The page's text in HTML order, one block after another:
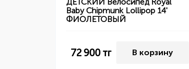
Baby Chipmunk Lollipop 14'
ФИОЛЕТОВЫЙ
72 900 тг В корзину